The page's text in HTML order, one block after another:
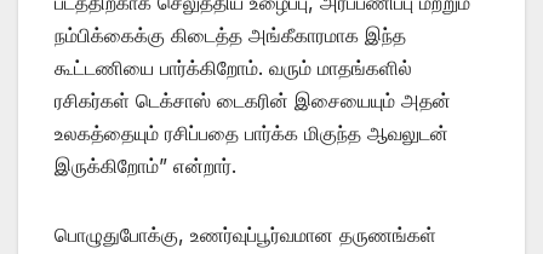
நம்பிக்கைக்கு கிடைத்த அங்கீகாரமாக இந்த
கூட்டணியை பார்க்கிறோம். வரும் மாதங்களில்
ரசிகர்கள் டெக்சாஸ் டைகரின் இசையையும் அதன்
உலகத்தையும் ரசிப்பதை பார்க்க மிகுந்த ஆவலுடன்
இருக்கிறோம்” என்றார்.
பொழுதுபோக்கு, உணர்வுப்பூர்வமான தருணங்கள்